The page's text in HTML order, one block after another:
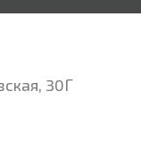
30Г